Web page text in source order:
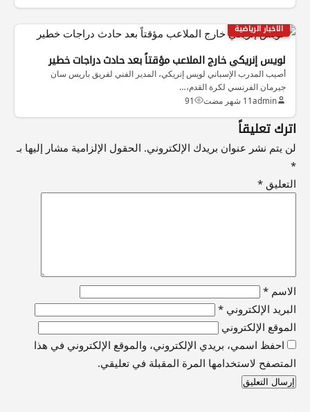
الاخبار الرياضية
لويس إنريكي خارج الملاعب مؤقتاً بعد حادث دراجات خطير
أصيب المدرب الإسباني لويس إنريكي، المدير الفني لفريق باريس سان
جيرمان الفرنسي لكرة القدم،…
admin11 شهر مضت 91
اترك تعليقاً
لن يتم نشر عنوان بريدك الإلكتروني. الحقول الإلزامية مشار إليها بـ
*
التعليق *
الاسم *
البريد الإلكتروني *
الموقع الإلكتروني
احفظ اسمي، بريدي الإلكتروني، والموقع الإلكتروني في هذا
المتصفح لاستخدامها المرة المقبلة في تعليقي.